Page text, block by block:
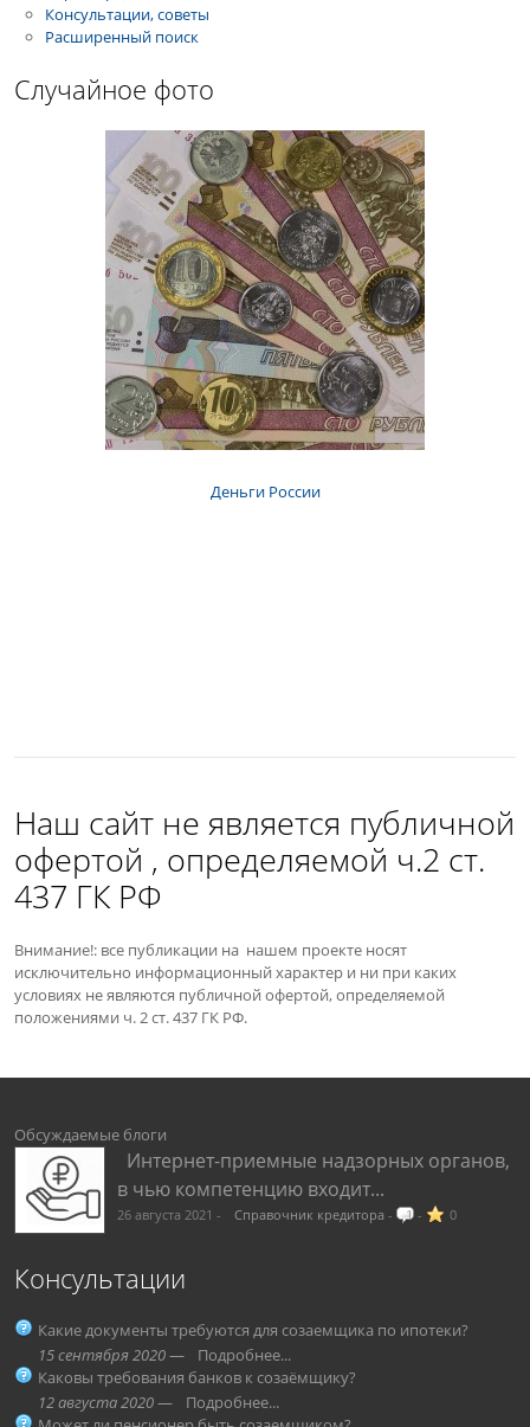
Консультации, советы
Расширенный поиск
Случайное фото
Деньги России
Наш сайт не является публичной
офертой , определяемой ч.2 ст.
437 ГК РФ
Внимание!: все публикации на нашем проекте носят
исключительно информационный характер и ни при каких
условиях не являются публичной офертой, определяемой
положениями ч. 2 ст. 437 ГК РФ.
Обсуждаемые блоги
Интернет-приемные надзорных органов,
в чью компетенцию входит...
26 августа 2021 - Справочник кредитора - 1 - 0
Консультации
Какие документы требуются для созаемщика по ипотеки?
15 сентября 2020—
Подробнее...
Каковы требования банков к созаёмщику?
12 августа 2020—
Подробнее...